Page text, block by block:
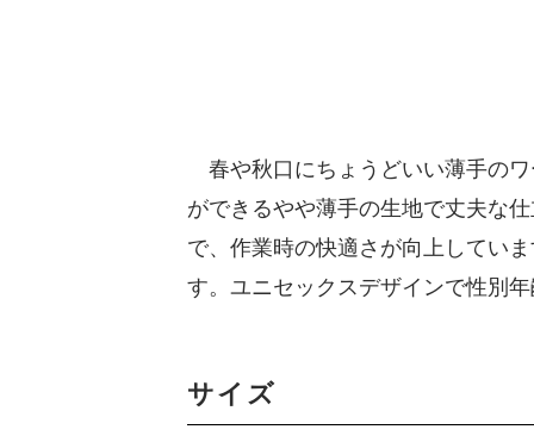
春や秋口にちょうどいい薄手の
ができるやや薄手の生地で丈夫な
で、作業時の快適さが向上してい
す。ユニセックスデザインで性別
サイズ